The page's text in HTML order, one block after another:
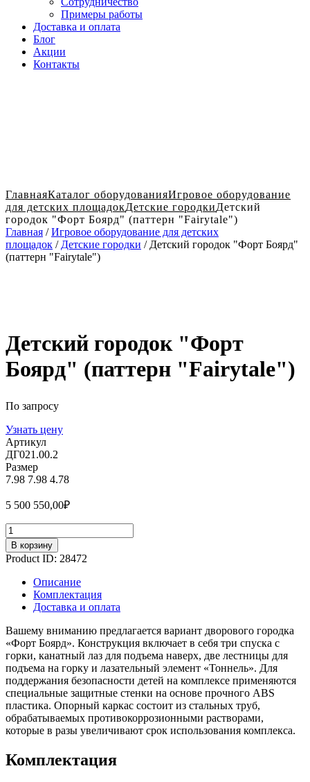
Примеры работы
Доставка и оплата
Блог
Акции
Контакты
ГлавнаяКаталог оборудованияИгровое оборудование
для детских площадокДетские городкиДетский
городок "Форт Боярд" (паттерн "Fairytale")
Главная /Игровое оборудование для детских
площадок / Детские городки / Детский городок "Форт Боярд"
(паттерн "Fairytale")
Детский городок "Форт
Боярд" (паттерн "Fairytale")
По запросу
Узнать цену
Артикул
ДГ021.00.2
Размер
7.98 7.98 4.78
5 500 550,00₽
Количество
В корзину
Product ID: 28472
Описание
Комплектация
Доставка и оплата
Вашему вниманию предлагается вариант дворового городка
«Форт Боярд». Конструкция включает в себя три спуска с
горки, канатный лаз для подъема наверх, две лестницы для
подъема на горку и лазательный элемент «Тоннель». Для
поддержания безопасности детей на комплексе применяются
специальные защитные стенки на основе прочного АBS
пластика. Опорный каркас состоит из стальных труб,
обрабатываемых противокоррозионными растворами,
которые в разы увеличивают срок использования комплекса.
Комплектация